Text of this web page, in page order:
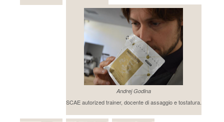
Andrej Godina
SCAE autorized trainer, docente di assaggio e tostatura.